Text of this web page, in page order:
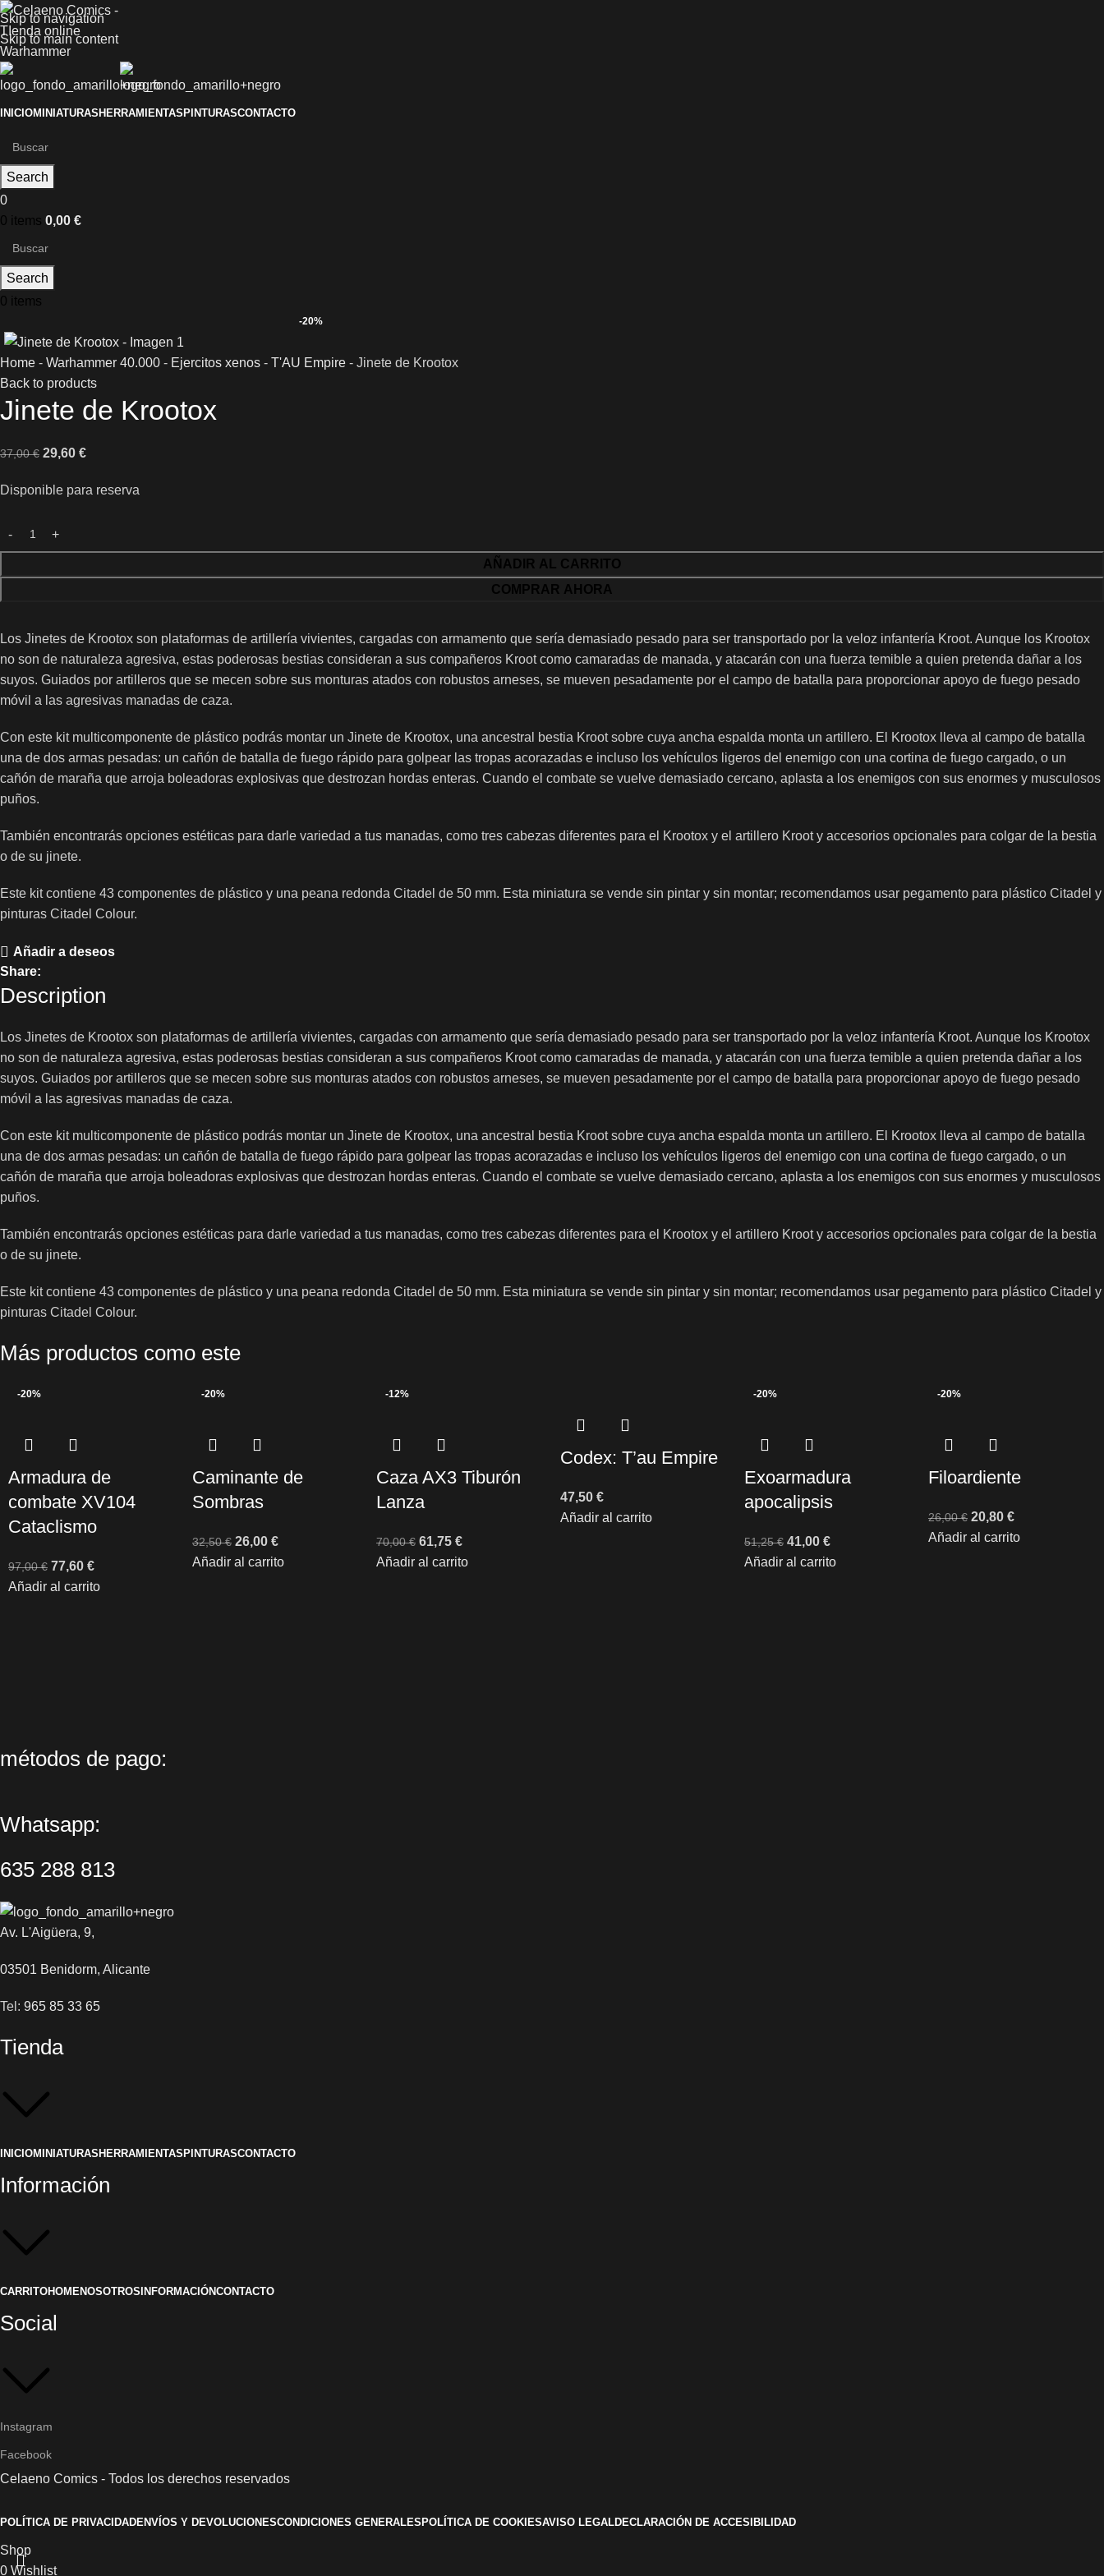
Skip to navigation
Skip to main content
INICIOMINIATURASHERRAMIENTASPINTURASCONTACTO
Search
0
0 items 0,00 €
Search
0 items
-20%
Home - Warhammer 40.000 - Ejercitos xenos - T'AU Empire - Jinete de Krootox
Back to products
Jinete de Krootox
37,00€ 29,60 €
Disponible para reserva
AÑADIR AL CARRITO
COMPRAR AHORA
Los Jinetes de Krootox son plataformas de artillería vivientes, cargadas con armamento que sería demasiado pesado para ser transportado por la veloz infantería Kroot. Aunque los Krootox
no son de naturaleza agresiva, estas poderosas bestias consideran a sus compañeros Kroot como camaradas de manada, y atacarán con una fuerza temible a quien pretenda dañar a los
suyos. Guiados por artilleros que se mecen sobre sus monturas atados con robustos arneses, se mueven pesadamente por el campo de batalla para proporcionar apoyo de fuego pesado
móvil a las agresivas manadas de caza.
Con este kit multicomponente de plástico podrás montar un Jinete de Krootox, una ancestral bestia Kroot sobre cuya ancha espalda monta un artillero. El Krootox lleva al campo de batalla
una de dos armas pesadas: un cañón de batalla de fuego rápido para golpear las tropas acorazadas e incluso los vehículos ligeros del enemigo con una cortina de fuego cargado, o un
cañón de maraña que arroja boleadoras explosivas que destrozan hordas enteras. Cuando el combate se vuelve demasiado cercano, aplasta a los enemigos con sus enormes y musculosos
puños.
También encontrarás opciones estéticas para darle variedad a tus manadas, como tres cabezas diferentes para el Krootox y el artillero Kroot y accesorios opcionales para colgar de la bestia
o de su jinete.
Este kit contiene 43 componentes de plástico y una peana redonda Citadel de 50 mm. Esta miniatura se vende sin pintar y sin montar; recomendamos usar pegamento para plástico Citadel y
pinturas Citadel Colour.
Añadir a deseos
Share:
Description
Los Jinetes de Krootox son plataformas de artillería vivientes, cargadas con armamento que sería demasiado pesado para ser transportado por la veloz infantería Kroot. Aunque los Krootox
no son de naturaleza agresiva, estas poderosas bestias consideran a sus compañeros Kroot como camaradas de manada, y atacarán con una fuerza temible a quien pretenda dañar a los
suyos. Guiados por artilleros que se mecen sobre sus monturas atados con robustos arneses, se mueven pesadamente por el campo de batalla para proporcionar apoyo de fuego pesado
móvil a las agresivas manadas de caza.
Con este kit multicomponente de plástico podrás montar un Jinete de Krootox, una ancestral bestia Kroot sobre cuya ancha espalda monta un artillero. El Krootox lleva al campo de batalla
una de dos armas pesadas: un cañón de batalla de fuego rápido para golpear las tropas acorazadas e incluso los vehículos ligeros del enemigo con una cortina de fuego cargado, o un
cañón de maraña que arroja boleadoras explosivas que destrozan hordas enteras. Cuando el combate se vuelve demasiado cercano, aplasta a los enemigos con sus enormes y musculosos
puños.
También encontrarás opciones estéticas para darle variedad a tus manadas, como tres cabezas diferentes para el Krootox y el artillero Kroot y accesorios opcionales para colgar de la bestia
o de su jinete.
Este kit contiene 43 componentes de plástico y una peana redonda Citadel de 50 mm. Esta miniatura se vende sin pintar y sin montar; recomendamos usar pegamento para plástico Citadel y
pinturas Citadel Colour.
Más productos como este
-20%
Armadura de
combate XV104
Cataclismo
97,00€ 77,60 €
Añadir al carrito
-20%
Caminante de
Sombras
32,50€ 26,00 €
Añadir al carrito
-12%
Caza AX3 Tiburón
Lanza
70,00€ 61,75 €
Añadir al carrito
Codex: T’au Empire
47,50 €
Añadir al carrito
-20%
Exoarmadura
apocalipsis
51,25€ 41,00 €
Añadir al carrito
-20%
Filoardiente
26,00€ 20,80 €
Añadir al carrito
métodos de pago:
Whatsapp:
635 288 813
Av. L'Aigüera, 9,
03501 Benidorm, Alicante
Tel: 965 85 33 65
Tienda
INICIOMINIATURAS HERRAMIENTAS PINTURASCONTACTO
Información
CARRITOHOMENOSOTROS INFORMACIÓNCONTACTO
Social
Instagram
Facebook
Celaeno Comics - Todos los derechos reservados
POLÍTICA DE PRIVACIDADENVÍOS Y DEVOLUCIONESCONDICIONES GENERALES POLÍTICA DE COOKIESAVISO LEGALDECLARACIÓN DE ACCESIBILIDAD
Shop
0 Wishlist